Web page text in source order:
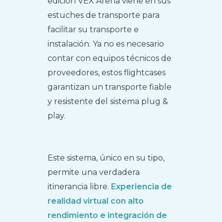
estuches de transporte para
facilitar su transporte e
instalación. Ya no es necesario
contar con equipos técnicos de
proveedores, estos flightcases
garantizan un transporte fiable
y resistente del sistema plug &
play.
Este sistema, único en su tipo,
permite una verdadera
itinerancia libre. Experiencia de
realidad virtual con alto
rendimiento e integración de